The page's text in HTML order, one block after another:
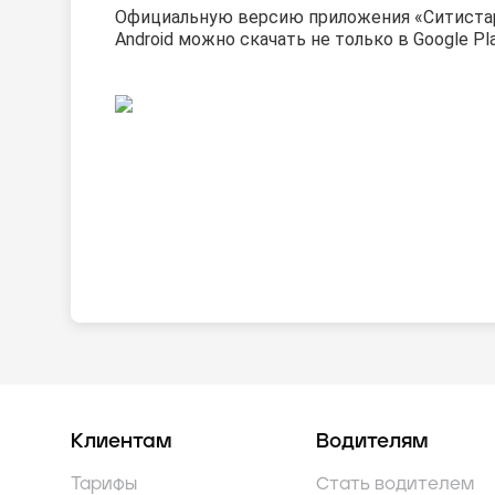
Официальную версию приложения
Android можно скачать не только в Google
Клиентам
Тарифы
Водителям
Стать водителем